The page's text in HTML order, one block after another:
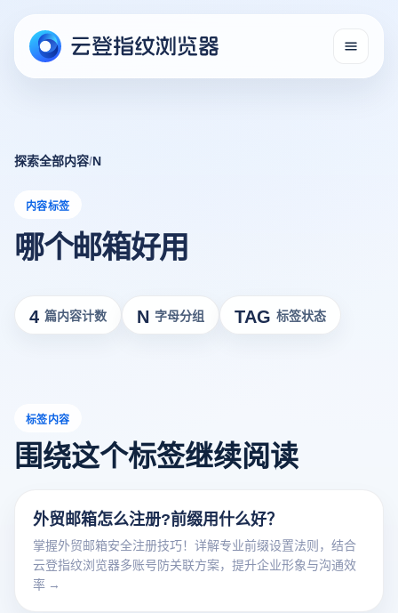
探索全部内容/N
内容标签
哪个邮箱好用
4 篇内容计数 N 字母分组 TAG 标签状态
标签内容
围绕这个标签继续阅读
外贸邮箱怎么注册?前缀用什么好？
掌握外贸邮箱安全注册技巧！详解专业前缀设置法则，结合
云登指纹浏览器多账号防关联方案，提升企业形象与沟通效
率 →